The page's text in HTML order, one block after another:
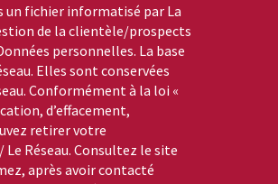
un fichier informatisé par La
de la clientèle/prospects
personnelles. La base
Elles sont conservées
Conformément à la loi «
d’effacement,
retirer votre
Réseau. Consultez le site
après avoir contacté